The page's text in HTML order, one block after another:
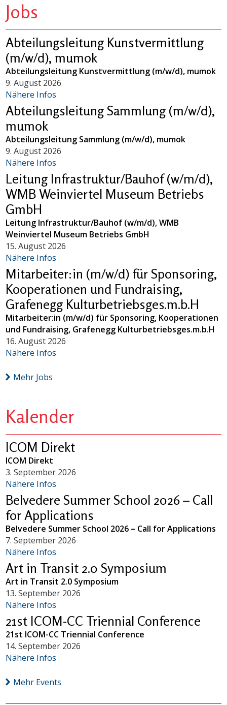
Jobs
Abteilungsleitung Kunstvermittlung
(m/w/d), mumok
Abteilungsleitung Kunstvermittlung (m/w/d), mumok
9. August 2026
Nähere Infos
Abteilungsleitung Sammlung (m/w/d),
mumok
Abteilungsleitung Sammlung (m/w/d), mumok
9. August 2026
Nähere Infos
Leitung Infrastruktur/Bauhof (w/m/d),
WMB Weinviertel Museum Betriebs
GmbH
Leitung Infrastruktur/Bauhof (w/m/d), WMB
Weinviertel Museum Betriebs GmbH
15. August 2026
Nähere Infos
Mitarbeiter:in (m/w/d) für Sponsoring,
Kooperationen und Fundraising,
Grafenegg Kulturbetriebsges.m.b.H
Mitarbeiter:in (m/w/d) für Sponsoring, Kooperationen
und Fundraising, Grafenegg Kulturbetriebsges.m.b.H
16. August 2026
Nähere Infos
Mehr Jobs
Kalender
ICOM Direkt
ICOM Direkt
3. September 2026
Nähere Infos
Belvedere Summer School 2026 – Call
for Applications
Belvedere Summer School 2026 – Call for Applications
7. September 2026
Nähere Infos
Art in Transit 2.0 Symposium
Art in Transit 2.0 Symposium
13. September 2026
Nähere Infos
21st ICOM-CC Triennial Conference
21st ICOM-CC Triennial Conference
14. September 2026
Nähere Infos
Mehr Events